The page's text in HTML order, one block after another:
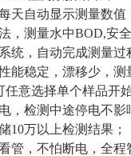
天自动显示测量数值
，测量水中BOD,安
统，自动完成测量过
能稳定，漂移少，测
任意选择单个样品开
，检测中途停电不影
10万以上检测结果 ；
管，不怕断电，全程